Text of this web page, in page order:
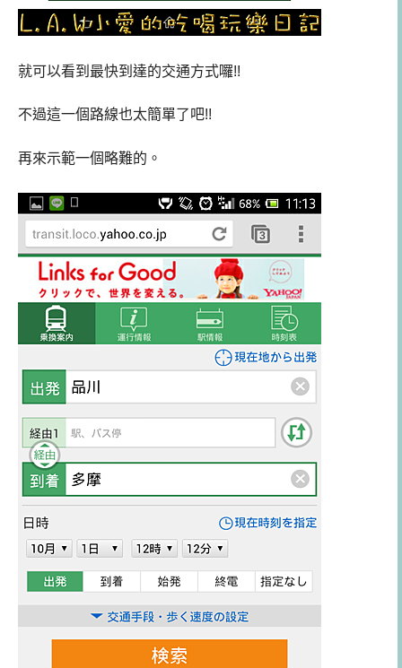
就可以看到最快到達的交通方式囉!!
不過這一個路線也太簡單了吧!!
再來示範一個略難的。